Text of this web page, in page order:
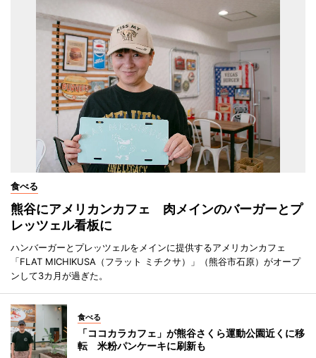
食べる
熊谷にアメリカンカフェ 肉メインのバーガーとプ
レッツェル看板に
ハンバーガーとプレッツェルをメインに提供するアメリカンカフェ
「FLAT MICHIKUSA（フラット ミチクサ）」（熊谷市石原）がオープ
ンして3カ月が過ぎた。
食べる
「ココカラカフェ」が熊谷さくら運動公園近くに移
転 米粉パンケーキに刷新も